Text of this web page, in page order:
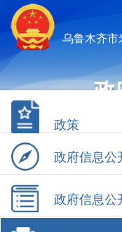
乌鲁木齐
政
政策
政府信息公
政府信息公